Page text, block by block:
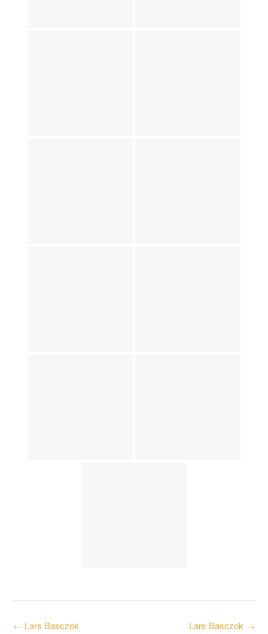
Post Lars Basczok →
← Lars Basczok